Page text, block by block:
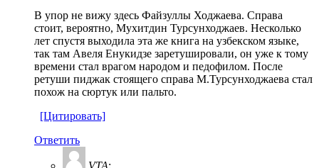
В упор не вижу здесь Файзуллы Ходжаева. Справа
стоит, вероятно, Мухитдин Турсунходжаев. Несколько
лет спустя выходила эта же книга на узбекском языке,
так там Авеля Енукидзе заретушировали, он уже к тому
времени стал врагом народом и педофилом. После
ретуши пиджак стоящего справа М.Турсунходжаева стал
похож на сюртук или пальто.
[Цитировать]
Ответить
VTA: